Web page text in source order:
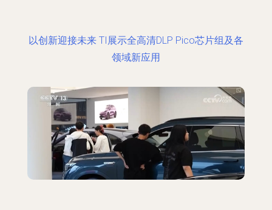
以创新迎接未来 TI展示全高清DLP Pico芯片组及各
领域新应用